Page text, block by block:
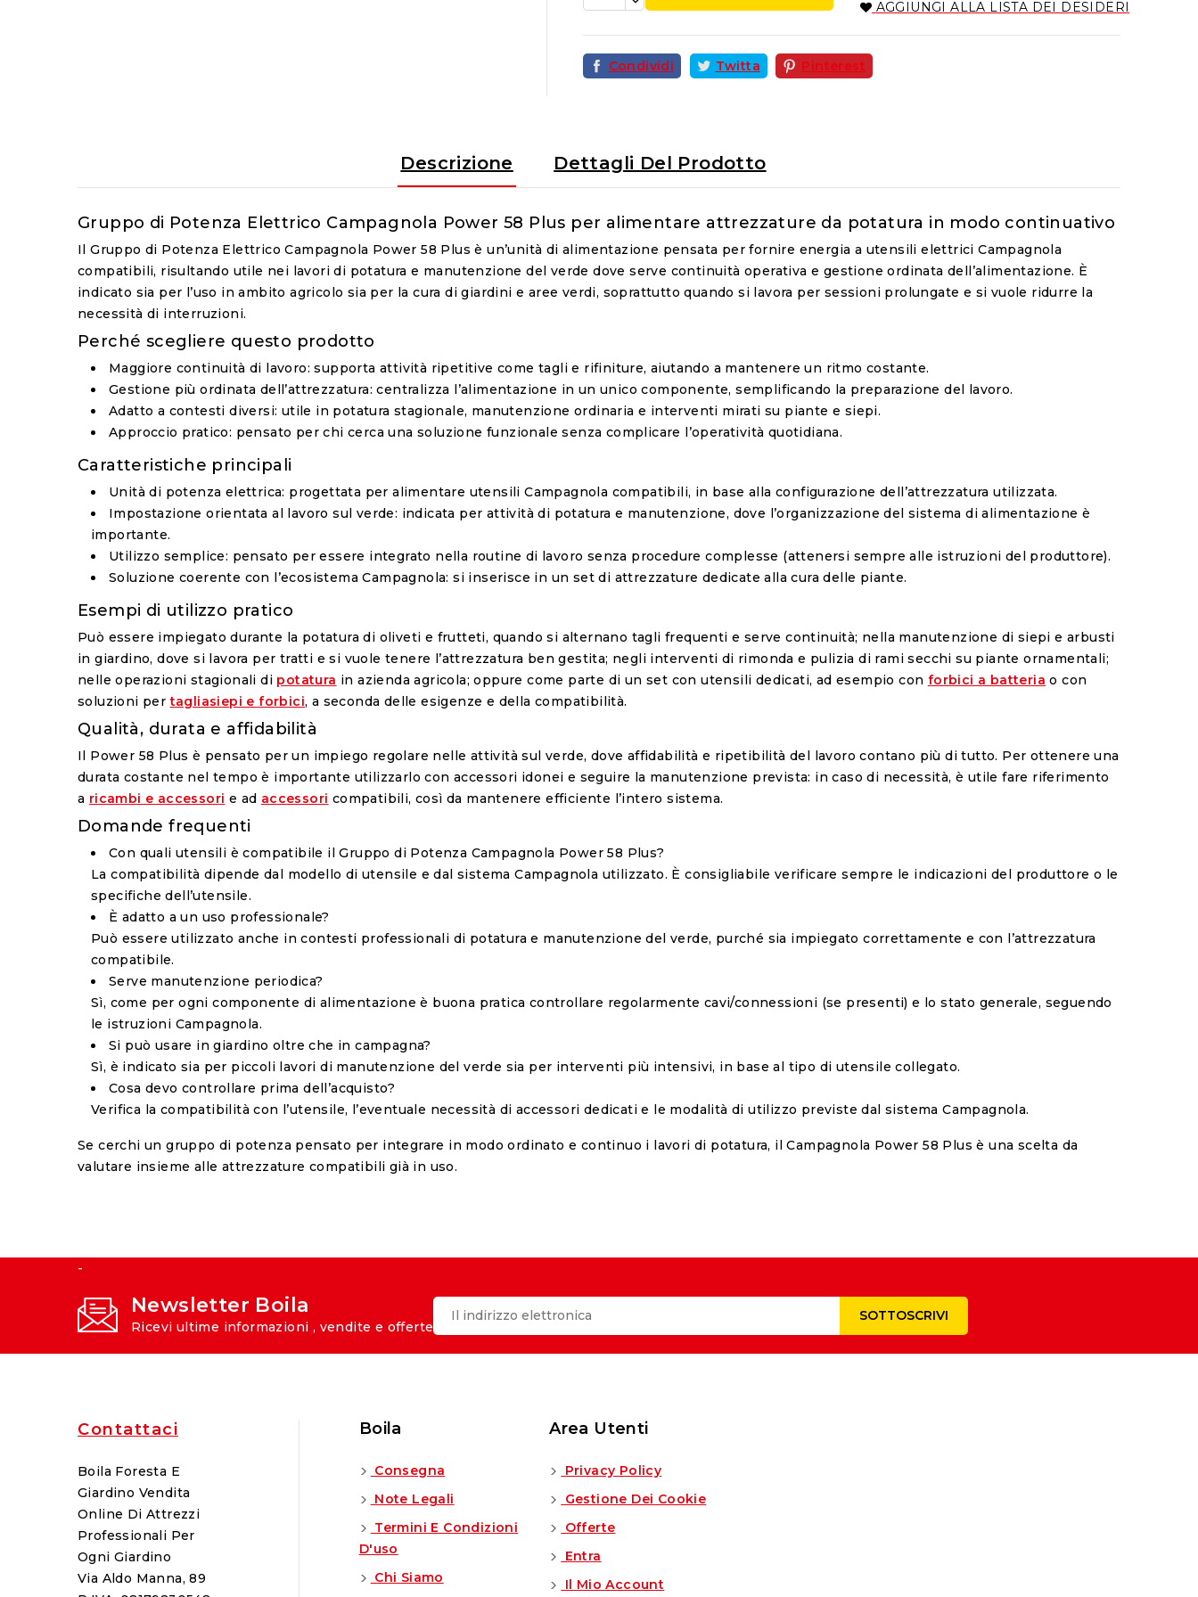
AGGIUNGI ALLA LISTA DEI DESIDERI
Condividi Twitta Pinterest
Descrizione Dettagli Del Prodotto
Gruppo di Potenza Elettrico Campagnola Power 58 Plus per alimentare attrezzature da potatura in modo continuativo
Il Gruppo di Potenza Elettrico Campagnola Power 58 Plus è un’unità di alimentazione pensata per fornire energia a utensili elettrici Campagnola
compatibili, risultando utile nei lavori di potatura e manutenzione del verde dove serve continuità operativa e gestione ordinata dell’alimentazione. È
indicato sia per l’uso in ambito agricolo sia per la cura di giardini e aree verdi, soprattutto quando si lavora per sessioni prolungate e si vuole ridurre la
necessità di interruzioni.
Perché scegliere questo prodotto
Maggiore continuità di lavoro: supporta attività ripetitive come tagli e rifiniture, aiutando a mantenere un ritmo costante.
Gestione più ordinata dell’attrezzatura: centralizza l’alimentazione in un unico componente, semplificando la preparazione del lavoro.
Adatto a contesti diversi: utile in potatura stagionale, manutenzione ordinaria e interventi mirati su piante e siepi.
Approccio pratico: pensato per chi cerca una soluzione funzionale senza complicare l’operatività quotidiana.
Caratteristiche principali
Unità di potenza elettrica: progettata per alimentare utensili Campagnola compatibili, in base alla configurazione dell’attrezzatura utilizzata.
Impostazione orientata al lavoro sul verde: indicata per attività di potatura e manutenzione, dove l’organizzazione del sistema di alimentazione è
importante.
Utilizzo semplice: pensato per essere integrato nella routine di lavoro senza procedure complesse (attenersi sempre alle istruzioni del produttore).
Soluzione coerente con l’ecosistema Campagnola: si inserisce in un set di attrezzature dedicate alla cura delle piante.
Esempi di utilizzo pratico
Può essere impiegato durante la potatura di oliveti e frutteti, quando si alternano tagli frequenti e serve continuità; nella manutenzione di siepi e arbusti
in giardino, dove si lavora per tratti e si vuole tenere l’attrezzatura ben gestita; negli interventi di rimonda e pulizia di rami secchi su piante ornamentali;
nelle operazioni stagionali di potatura in azienda agricola; oppure come parte di un set con utensili dedicati, ad esempio con forbici a batteria o con
soluzioni pertagliasiepi e forbici, a seconda delle esigenze e della compatibilità.
Qualità, durata e affidabilità
Il Power 58 Plus è pensato per un impiego regolare nelle attività sul verde, dove affidabilità e ripetibilità del lavoro contano più di tutto. Per ottenere una
durata costante nel tempo è importante utilizzarlo con accessori idonei e seguire la manutenzione prevista: in caso di necessità, è utile fare riferimento
a ricambi e accessori e ad accessori compatibili, così da mantenere efficiente l’intero sistema.
Domande frequenti
Con quali utensili è compatibile il Gruppo di Potenza Campagnola Power 58 Plus?
La compatibilità dipende dal modello di utensile e dal sistema Campagnola utilizzato. È consigliabile verificare sempre le indicazioni del produttore o le
specifiche dell’utensile.
È adatto a un uso professionale?
Può essere utilizzato anche in contesti professionali di potatura e manutenzione del verde, purché sia impiegato correttamente e con l’attrezzatura
compatibile.
Serve manutenzione periodica?
Sì, come per ogni componente di alimentazione è buona pratica controllare regolarmente cavi/connessioni (se presenti) e lo stato generale, seguendo
le istruzioni Campagnola.
Si può usare in giardino oltre che in campagna?
Sì, è indicato sia per piccoli lavori di manutenzione del verde sia per interventi più intensivi, in base al tipo di utensile collegato.
Cosa devo controllare prima dell’acquisto?
Verifica la compatibilità con l’utensile, l’eventuale necessità di accessori dedicati e le modalità di utilizzo previste dal sistema Campagnola.
Se cerchi un gruppo di potenza pensato per integrare in modo ordinato e continuo i lavori di potatura, il Campagnola Power 58 Plus è una scelta da
valutare insieme alle attrezzature compatibili già in uso.
-
Newsletter Boila
Ricevi ultime informazioni , vendite e offerte
Contattaci
Boila Foresta E
Giardino Vendita
Online Di Attrezzi
Professionali Per
Ogni Giardino
Via Aldo Manna, 89
Boila
Consegna
Note Legali
Termini E Condizioni
D'uso
Chi Siamo
Area Utenti
Privacy Policy
Gestione Dei Cookie
Offerte
Entra
Il Mio Account